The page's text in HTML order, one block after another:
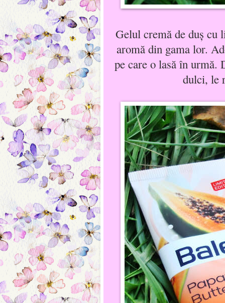
Gelul cremă de duş cu
aromă din gama lor.
pe care o lasă în urmă.
dulci, le